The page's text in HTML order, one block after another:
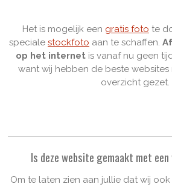
Het is mogelijk een gratis foto te
speciale stockfoto aan te schaffen.
op het internet is vanaf nu geen
want wij hebben de beste websites
overzicht gezet.
Is deze website gemaakt met
Om te laten zien aan jullie dat wij